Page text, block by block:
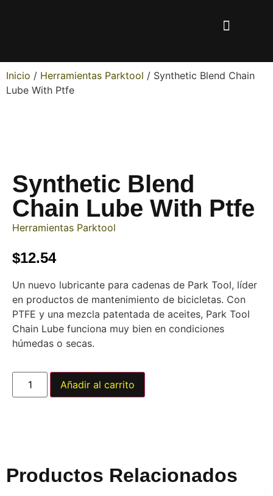
Inicio / Herramientas Parktool / Synthetic Blend Chain
Lube With Ptfe
Synthetic Blend
Chain Lube With Ptfe
Herramientas Parktool
$12.54
Un nuevo lubricante para cadenas de Park Tool, líder
en productos de mantenimiento de bicicletas. Con
PTFE y una mezcla patentada de aceites, Park Tool
Chain Lube funciona muy bien en condiciones
húmedas o secas.
Añadir al carrito
Productos Relacionados